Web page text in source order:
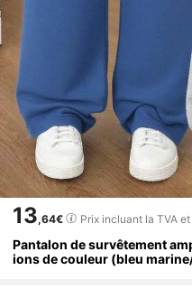
13,64€ Prix incluant la TVA
Pantalon de survêtement
ions de couleur (bleu